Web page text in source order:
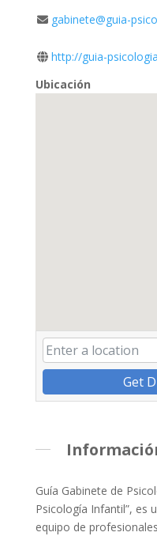
gabinete@guia-
http://guia-
Ubicación
Get
Guía Gabinete de
Psicología Infantil”, es
equipo de